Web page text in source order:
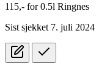
115,- for0.5l Ringnes
Sist sjekket 7. juli 2024